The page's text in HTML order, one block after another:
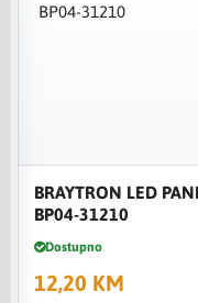
BRAYTRON LED
BP04-31210
Dostupno
12,20 KM